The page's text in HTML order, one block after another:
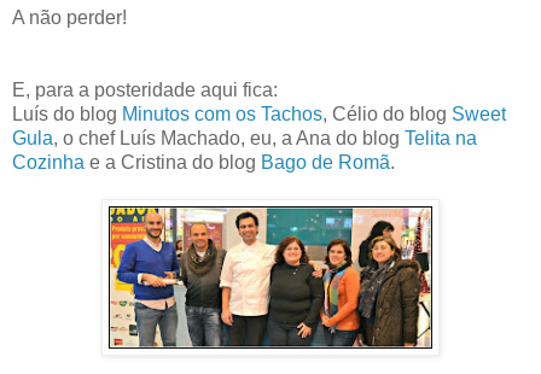
A não perder!
E, para a posteridade aqui fica:
Luís do blog Minutos com os Tachos, Célio do blog Sweet
Gula, o chef Luís Machado, eu, a Ana do blog Telita na
Cozinha e a Cristina do blog Bago de Romã.